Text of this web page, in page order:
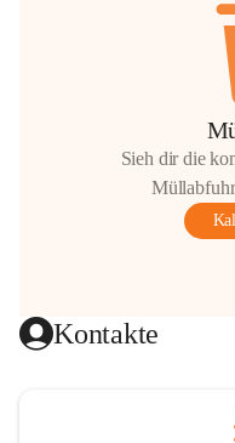
Sieh dir die
Kontakte